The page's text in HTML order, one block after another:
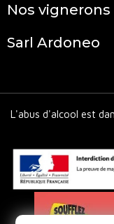
Nos
Sarl Ardoneo
L'abus d'alcool est